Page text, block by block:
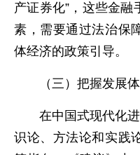
产证券化”，这些金
素，需要通过法治保
体经济的政策引导。
（三）把握发展
在中国式现代化
识论、方法论和实践